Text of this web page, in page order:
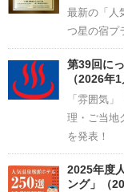
最新の「人
つ星の宿プ
第39回に
（2026年
「雰囲気
理・ご当地
を発表！
2025年度
ング」（